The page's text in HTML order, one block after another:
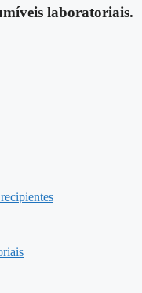
laboratoriais.